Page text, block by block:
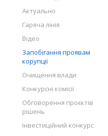
Актуально
Гаряча лінія
Відео
Запобігання проявам
корупції
Очищення влади
Конкурсні комісії
Обговорення проєктів
рішень
Інвестиційний конкурс